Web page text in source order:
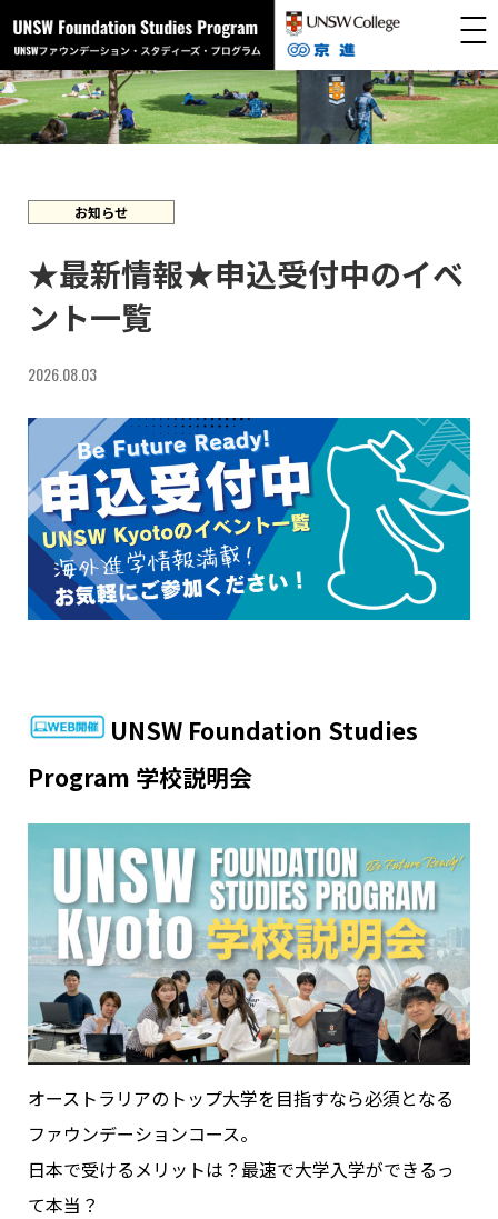
ン
ン
ツ
へ
ス
ビ
ー
シ
ョ
ン
お知らせ
★最新情報★申込受付中のイベ
ント一覧
2026.08.03
UNSW Foundation Studies
Program 学校説明会
オーストラリアのトップ大学を目指すなら必須となる
ファウンデーションコース。
日本で受けるメリットは？最速で大学入学ができるっ
て本当？